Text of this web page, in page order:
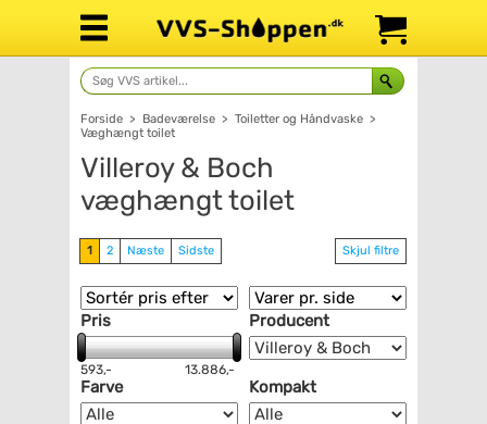
Forside > Badeværelse > Toiletter og Håndvaske >
Væghængt toilet
Villeroy & Boch
væghængt toilet
1 2 Næste Sidste Skjul filtre
Pris
593,- 13.886,-
Producent
Farve Kompakt